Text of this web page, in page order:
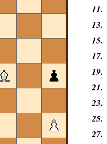
11.
13.
15.
17.
19.
21.
23.
25.
27.